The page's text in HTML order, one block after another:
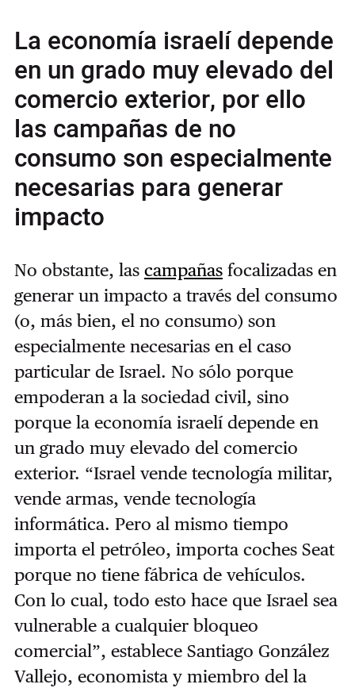
La economía israelí depende
en un grado muy elevado del
comercio exterior, por ello
las campañas de no
consumo son especialmente
necesarias para generar
impacto
No obstante, las campañasfocalizadas en
generar un impacto a través del consumo
(o, más bien, el no consumo) son
especialmente necesarias en el caso
particular de Israel. No sólo porque
empoderan a la sociedad civil, sino
porque la economía israelí depende en
un grado muy elevado del comercio
exterior. “Israel vende tecnología militar,
vende armas, vende tecnología
informática. Pero al mismo tiempo
importa el petróleo, importa coches Seat
porque no tiene fábrica de vehículos.
Con lo cual, todo esto hace que Israel sea
vulnerable a cualquier bloqueo
comercial”, establece Santiago González
Vallejo, economista y miembro del la